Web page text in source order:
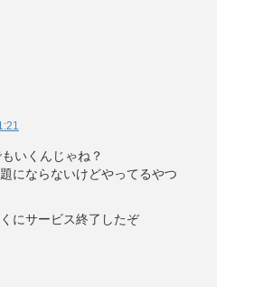
いくんじゃね？
にならないけどやってるやつ
にサービス終了したぞ